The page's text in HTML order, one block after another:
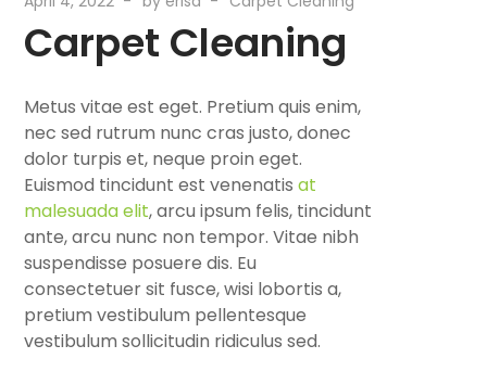
Carpet Cleaning
Metus vitae est eget. Pretium quis enim,
nec sed rutrum nunc cras justo, donec
dolor turpis et, neque proin eget.
Euismod tincidunt est venenatisat
malesuada elit, arcu ipsum felis, tincidunt
ante, arcu nunc non tempor. Vitae nibh
suspendisse posuere dis. Eu
consectetuer sit fusce, wisi lobortis a,
pretium vestibulum pellentesque
vestibulum sollicitudin ridiculus sed.